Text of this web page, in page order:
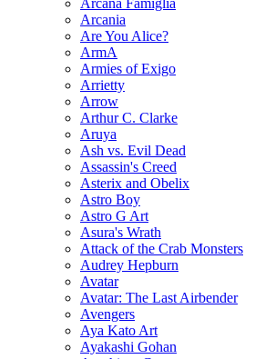
Arcana Famiglia
Arcania
Are You Alice?
ArmA
Armies of Exigo
Arrietty
Arrow
Arthur C. Clarke
Aruya
Ash vs. Evil Dead
Assassin's Creed
Asterix and Obelix
Astro Boy
Astro G Art
Asura's Wrath
Attack of the Crab Monsters
Audrey Hepburn
Avatar
Avatar: The Last Airbender
Avengers
Aya Kato Art
Ayakashi Gohan